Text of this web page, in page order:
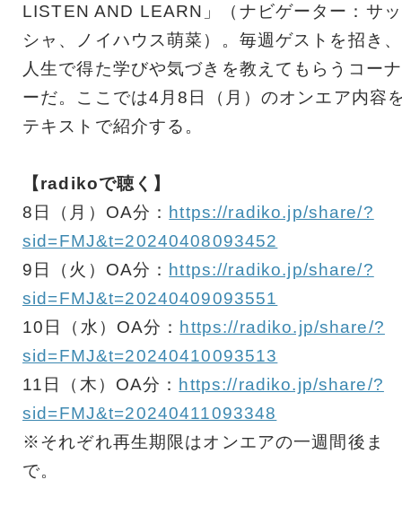
LISTEN AND LEARN」（ナビゲーター：サッ
シャ、ノイハウス萌菜）。毎週ゲストを招き、
人生で得た学びや気づきを教えてもらうコーナ
ーだ。ここでは4月8日（月）のオンエア内容
テキストで紹介する。
【radikoで聴く】
8日（月）OA分： https://radiko.jp/share/?
sid=FMJ&t=20240408093452
9日（火）OA分： https://radiko.jp/share/?
sid=FMJ&t=20240409093551
10日（水）OA分： https://radiko.jp/share/?
sid=FMJ&t=20240410093513
11日（木）OA分： https://radiko.jp/share/?
sid=FMJ&t=20240411093348
※それぞれ再生期限はオンエアの一週間後ま
で。